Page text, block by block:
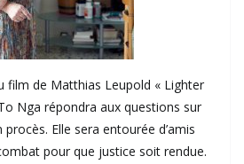
film de Matthias Leupold « Lighter
Nga répondra aux questions sur
procès. Elle sera entourée d’amis
pour que justice soit rendue.